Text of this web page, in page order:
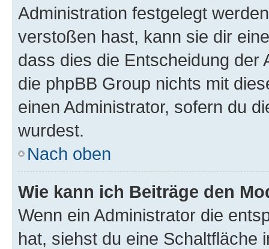
Administration festgelegt
verstoßen hast, kann sie dir
dass dies die Entscheidung der
die phpBB Group nichts mit
einen Administrator, sofern du
wurdest.
Nach oben
Wie kann ich Beiträge den
Wenn ein Administrator die
hat, siehst du eine Schaltfläche